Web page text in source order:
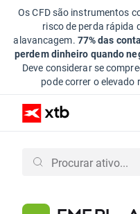
Os CFD são instrumentos
risco de perda rápida
alavancagem. 77% das
perdem dinheiro quando
Deve considerar se
pode correr o elevado